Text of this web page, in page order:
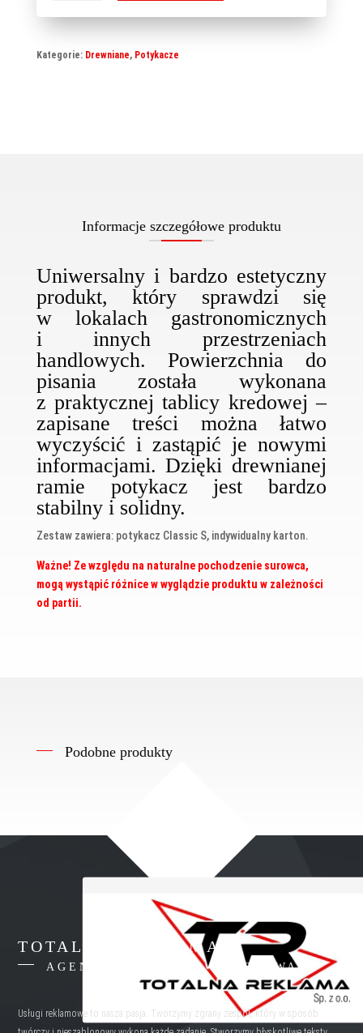
Classic
(51x90
Kategorie: Drewniane, Potykacze
Informacje szczegółowe produktu
Uniwersalny i bardzo estetyczny
produkt, który sprawdzi się
w lokalach gastronomicznych
i innych przestrzeniach
handlowych. Powierzchnia do
pisania została wykonana
z praktycznej tablicy kredowej –
zapisane treści można łatwo
wyczyścić i zastąpić je nowymi
informacjami. Dzięki drewnianej
ramie potykacz jest bardzo
stabilny i solidny.
Zestaw zawiera: potykacz Classic S, indywidualny karton.
Ważne! Ze względu na naturalne pochodzenie surowca,
mogą wystąpić różnice w wyglądzie produktu w zależności
od partii.
Podobne produkty
TOTALNA REKLAMA
AGENCJA REKLAMY WARSZAWA
Usługi reklamowe to nasza pasja. Tworzymy zgrany zespół, który w sposób